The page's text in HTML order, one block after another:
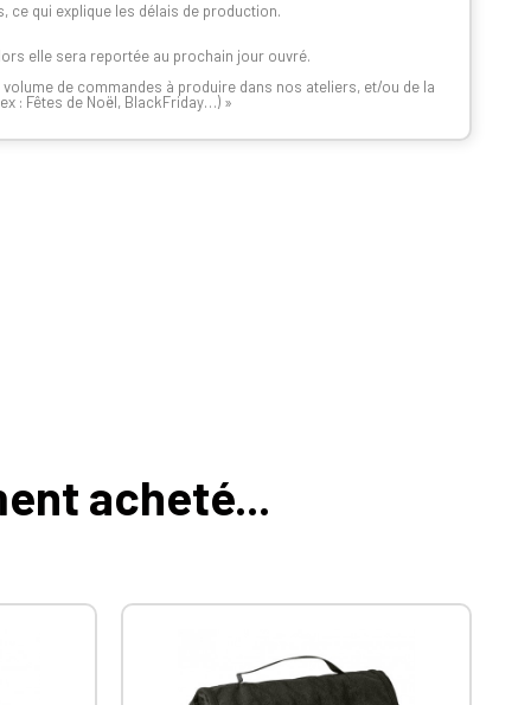
qui explique les délais de production.
elle sera reportée au prochain jour ouvré.
de commandes à produire dans nos ateliers, et/ou de la
: Fêtes de Noël, BlackFriday…) »
acheté...